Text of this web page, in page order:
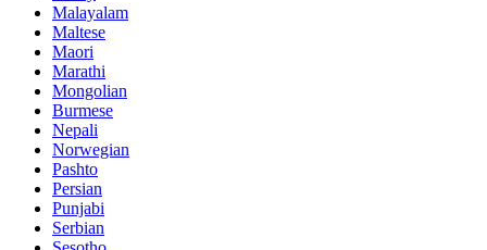
Malayalam
Maltese
Maori
Marathi
Mongolian
Burmese
Nepali
Norwegian
Pashto
Persian
Punjabi
Serbian